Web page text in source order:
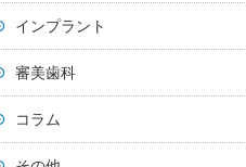
インプラント
審美歯科
コラム